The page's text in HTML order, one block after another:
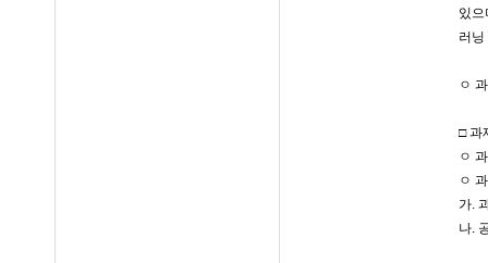
있
러
ㅇ
□ 과
ㅇ
ㅇ
가.
나.